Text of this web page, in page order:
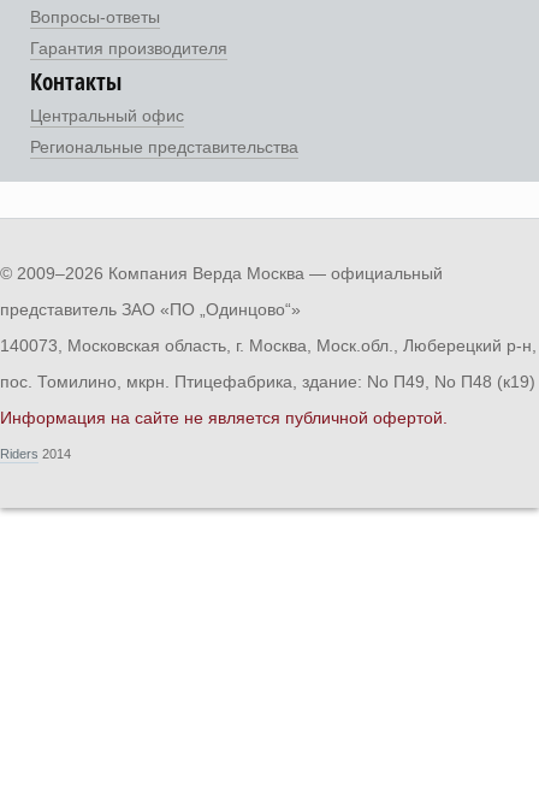
Вопросы-ответы
Гарантия производителя
Контакты
Центральный офис
Региональные представительства
© 2009–2026 Компания Верда Москва — официальный
представитель ЗАО «ПО „Одинцово“»
140073, Московская область, г. Москва, Моск.обл., Люберецкий р-н,
пос. Томилино, мкрн. Птицефабрика, здание: No П49, No П48 (к19)
Информация на сайте не является публичной офертой.
Riders 2014